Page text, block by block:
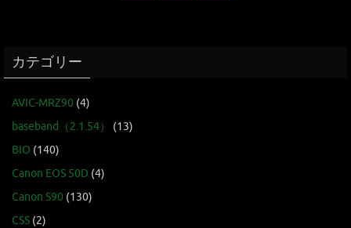
カテゴリー
AVIC-MRZ90 (4)
baseband（2.1.54）
(13)
BIO (140)
Canon EOS 50D (4)
Canon S90 (130)
CSS (2)